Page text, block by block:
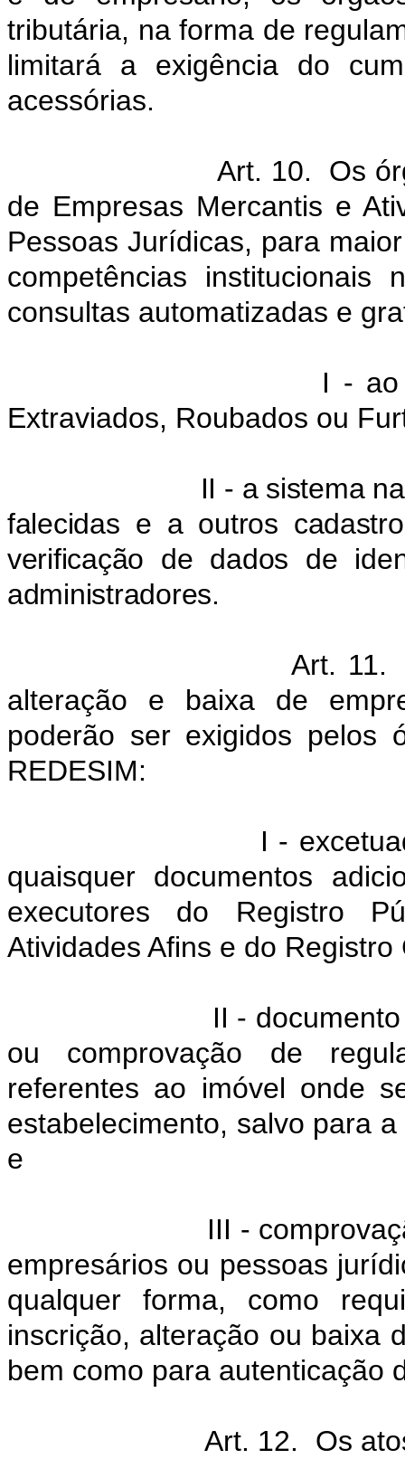
tributária, na forma de
limitará a exigência do
acessórias.
Art. 10. Os
de Empresas Mercantis e
Pessoas Jurídicas, para
competências institucionais
consultas automatizadas e
I - ao
Extraviados, Roubados ou
II - a sistema
falecidas e a outros
verificação de dados de
administradores.
Art. 11.
alteração e baixa de
poderão ser exigidos pelos
REDESIM:
I -
quaisquer documentos
executores do Registro
Atividades Afins e do
II -
ou comprovação de
referentes ao imóvel onde
estabelecimento, salvo para
e
III -
empresários ou pessoas
qualquer forma, como
inscrição, alteração ou baixa
bem como para autenticação
Art. 12. Os